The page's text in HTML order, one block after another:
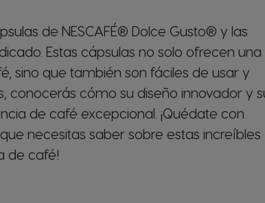
de NESCAFÉ® Dolce Gusto® y las
Estas cápsulas no solo ofrecen una
sino que también son fáciles de usar y
cómo su diseño innovador y
de café excepcional. ¡Quédate con
necesitas saber sobre estas increíbles
de café!